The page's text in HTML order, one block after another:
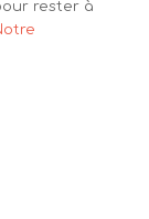
rester à